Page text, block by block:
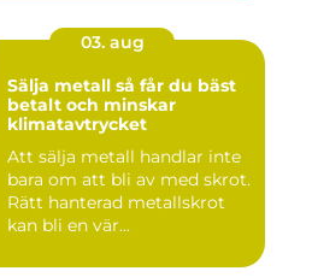
03. aug
Sälja metall så får du bäst
betalt och minskar
klimatavtrycket
Att sälja metall handlar inte
bara om att bli av med skrot.
Rätt hanterad metallskrot
kan bli en vär...